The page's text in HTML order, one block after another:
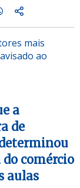
mais
ao
a
de
comércio
aulas